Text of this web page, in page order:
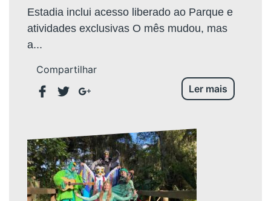
Estadia inclui acesso liberado ao Parque e
atividades exclusivas O mês mudou, mas
a...
Compartilhar
Ler mais